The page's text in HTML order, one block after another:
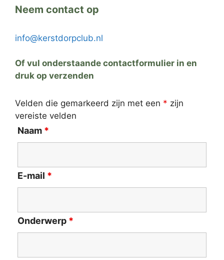
Neem contact op
info@kerstdorpclub.nl
Of vul onderstaande contactformulier in en
druk op verzenden
Velden die gemarkeerd zijn met een * zijn
vereiste velden
Naam *
E-mail *
Onderwerp *